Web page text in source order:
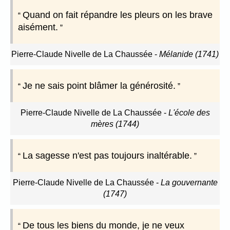
Quand on fait répandre les pleurs on les brave
aisément.
Pierre-Claude Nivelle de La Chaussée - Mélanide (1741)
Je ne sais point blâmer la générosité.
Pierre-Claude Nivelle de La Chaussée- L'école des
mères (1744)
La sagesse n'est pas toujours inaltérable.
Pierre-Claude Nivelle de La Chaussée- La gouvernante
(1747)
De tous les biens du monde, je ne veux